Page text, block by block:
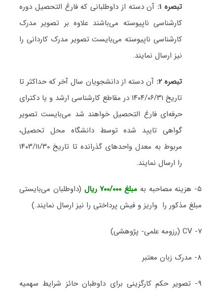
تبصره ۱:
آن دسته از داوطلبانی که فارغ التحصیل دوره
کارشناسی ناپیوسته می‌باشند علاوه بر تصویر مدرک
کارشناسی ناپیوسته می‌بایست تصویر مدرک کاردانی را
نیز ارسال نمایند.
تبصره ۲:
آن دسته از دانشجویان سال آخر که حداکثر تا
تاریخ ۱۴۰۴/۰۶/۳۱ در مقاطع کارشناسی ارشد و یا دکترای
حرفه‌ای فارغ التحصیل خواهند شد می‌بایست تصویر
گواهی تایید شده توسط دانشگاه محل تحصیل،
مربوط به معدل واحدهای گذرانده تا تاریخ ۱۴۰۳/۱۱/۳۰
را ارسال نمایند.
۵- هزینه مصاحبه به مبلغ ۷۰۰/۰۰۰ ریال
(داوطلبان می‌بایستی
مبلغ مذکور را واریز و فیش پرداختی را نیز ارسال نمایند.)
۷- CV (رزومه علمی- پژوهشی)
۸- مدرک زبان معتبر
۹- تصویر حکم کارگزینی برای داوطبان حائز شرایط سهمیه